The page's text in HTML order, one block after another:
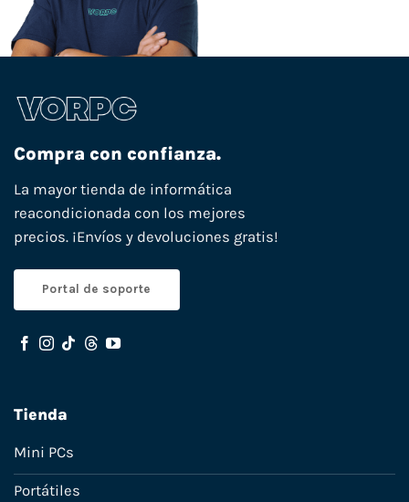
Compra con confianza.
La mayor tienda de informática
reacondicionada con los mejores
precios. ¡Envíos y devoluciones gratis!
Portal de soporte
Tienda
Mini PCs
Portátiles